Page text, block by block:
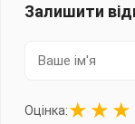
Залишити
Оцінка:★ ★ ★